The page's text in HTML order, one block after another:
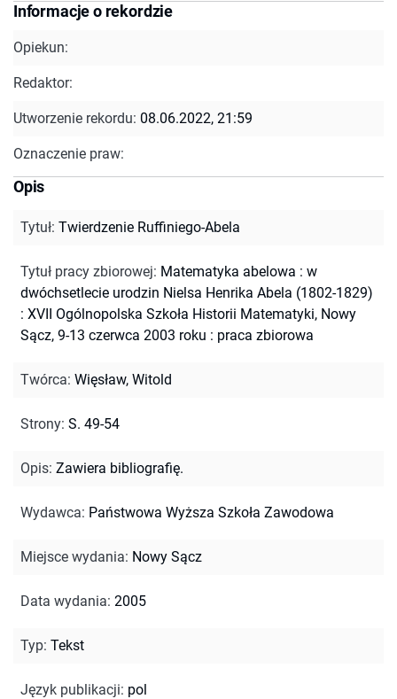
Informacje o rekordzie
Opiekun:
Redaktor:
Utworzenie rekordu: 08.06.2022, 21:59
Oznaczenie praw:
Opis
Tytuł: Twierdzenie Ruffiniego-Abela
Tytuł pracy zbiorowej: Matematyka abelowa : w
dwóchsetlecie urodzin Nielsa Henrika Abela (1802-1829)
: XVII Ogólnopolska Szkoła Historii Matematyki, Nowy
Sącz, 9-13 czerwca 2003 roku : praca zbiorowa
Twórca: Więsław, Witold
Strony: S. 49-54
Opis: Zawiera bibliografię.
Wydawca: Państwowa Wyższa Szkoła Zawodowa
Miejsce wydania: Nowy Sącz
Data wydania: 2005
Typ: Tekst
Język publikacji: pol